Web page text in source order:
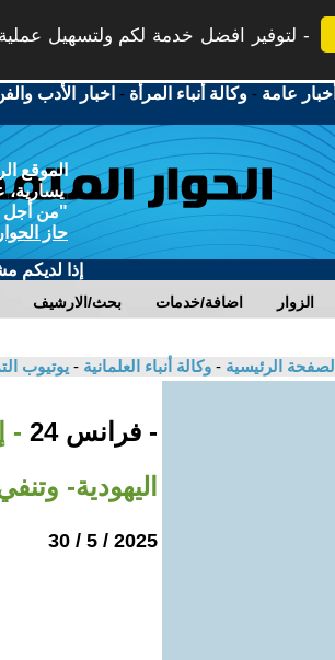
لتوفير افضل خدمة لكم ولتسهيل
أخبار عامة -وكالة أنباء المرأة - اخبار الأدب
الموقع
يسارية،
"من أجل
حاز
إذا لديكم
بحث/الارشيف اضافة/خدمات الزوار
الصفحة الرئيسية - وكالة أنباء العلمانية - يوتيوب
- فرانس 24
-
اليهودية-
2025 / 5 / 30